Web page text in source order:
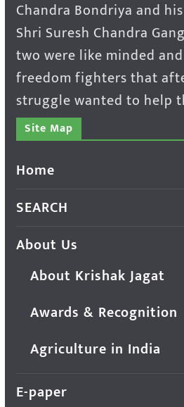
Chandra Bondriya and
Shri Suresh Chandra
two were like minded
freedom fighters that
struggle wanted to help
Site Map
Home
SEARCH
About Us
About Krishak Jagat
Awards & Recognition
Agriculture in India
E-paper